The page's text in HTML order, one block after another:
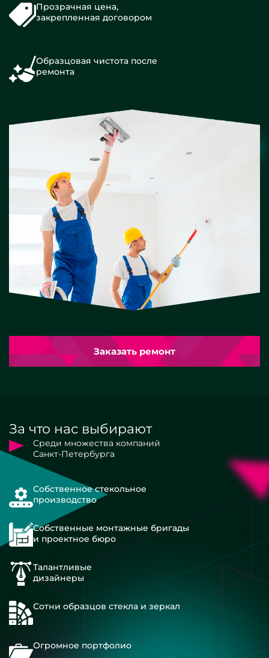
Прозрачная цена,
закрепленная договором
Образцовая чистота после
ремонта
Заказать ремонт
За что нас выбирают
Среди множества компаний
Санкт-Петербурга
Собственное стекольное
производство
Собственные монтажные бригады
и проектное бюро
Талантливые
дизайнеры
Сотни образцов стекла и зеркал
Огромное портфолио